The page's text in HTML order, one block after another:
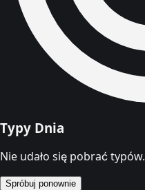
Typy Dnia
Nie udało się pobrać typów.
Spróbuj ponownie